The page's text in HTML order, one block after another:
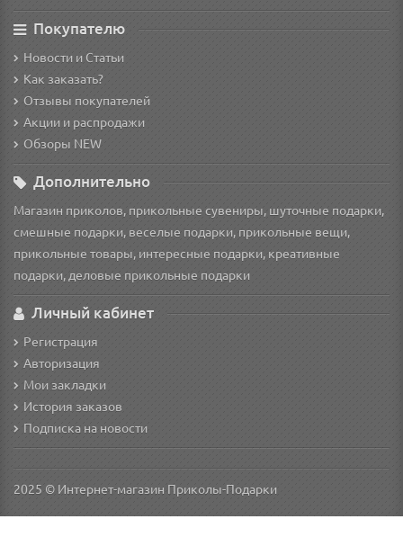
Покупателю
Новости и Статьи
Как заказать?
Отзывы покупателей
Акции и распродажи
Обзоры NEW
Дополнительно
Магазин приколов, прикольные сувениры, шуточные подарки,
смешные подарки, веселые подарки, прикольные вещи,
прикольные товары, интересные подарки, креативные
подарки, деловые прикольные подарки
Личный кабинет
Регистрация
Авторизация
Мои закладки
История заказов
Подписка на новости
2025 © Интернет-магазин Приколы-Подарки